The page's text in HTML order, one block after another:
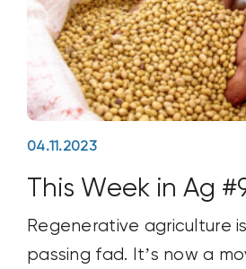
04.11.2023
This Week in Ag
Regenerative agriculture
passing fad. It’s now a